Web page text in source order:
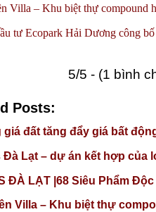
Villa – Khu biệt thự compound
tư Ecopark Hải Dương công
5/5 - (1 bình
Posts:
giá đất tăng đẩy giá bất
Đà Lạt – dự án kết hợp của
ĐÀ LẠT |68 Siêu Phẩm Độc
Villa – Khu biệt thự